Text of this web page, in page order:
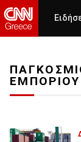
ΕΜΠΟΡΙΟΥ